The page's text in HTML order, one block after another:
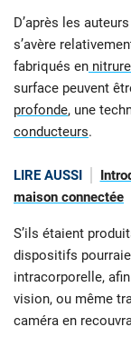
D’après les
s’avère
fabriqués en
surface peuvent
profonde, une
conducteurs.
LIRE AUSSI
maison connectée
S’ils étaient
dispositifs
intracorporelle,
vision, ou même
caméra en